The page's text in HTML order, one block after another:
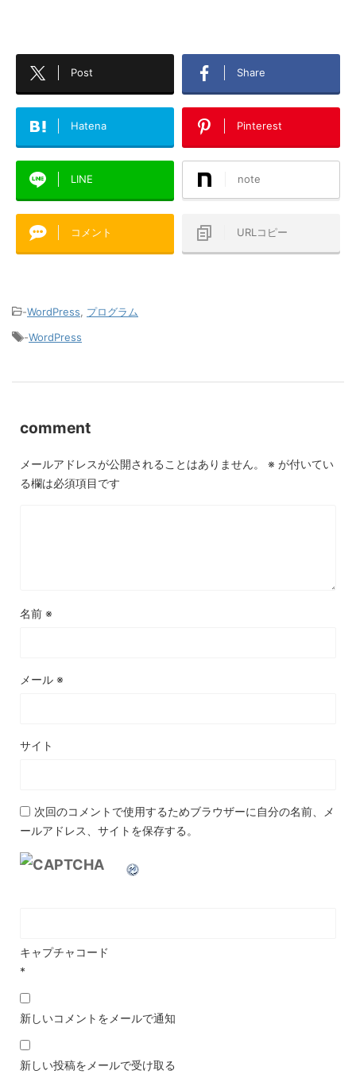
Post Share
Hatena Pinterest
LINE note
コメント URLコピー
-WordPress
プログラム
-WordPress
comment
メールアドレスが公開されることはありません。 ※ が付いてい
る欄は必須項目です
名前 ※
メール ※
サイト
次回のコメントで使用するためブラウザーに自分の名前、メ
ールアドレス、サイトを保存する。
キャプチャコード
*
新しいコメントをメールで通知
新しい投稿をメールで受け取る